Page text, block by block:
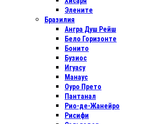
Элените
Бразилия
Ангра Душ Рейш
Бело Горизонте
Бонито
Бузиос
Игуасу
Манаус
Оуро Прето
Пантанал
Рио-де-Жанейро
Рисифи